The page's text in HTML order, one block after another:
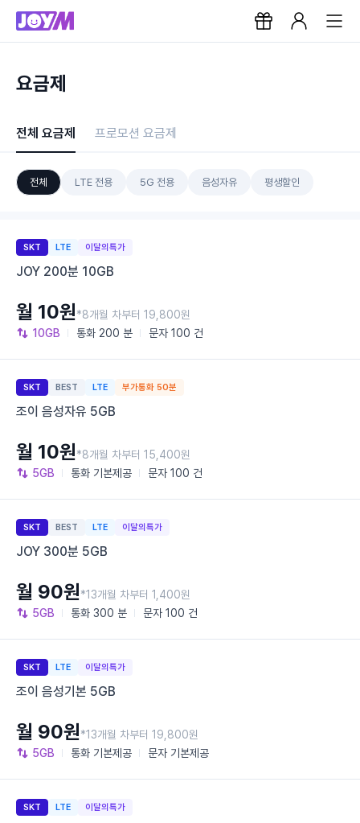
요금제
전체 요금제 프로모션 요금제
전체 LTE 전용 5G 전용 음성자유 평생할인
SKT LTE 이달의특가
JOY 200분 10GB
10GB 통화 200 분 문자 100 건
월 10원*8개월 차부터 19,800원
SKT BEST LTE 부가통화 50분
조이 음성자유 5GB
5GB 통화 기본제공 문자 100 건
월 10원*8개월 차부터 15,400원
SKT BEST LTE 이달의특가
JOY 300분 5GB
5GB 통화 300 분 문자 100 건
월 90원*13개월 차부터 1,400원
SKT LTE 이달의특가
조이 음성기본 5GB
5GB 통화 기본제공 문자 기본제공
월 90원*13개월 차부터 19,800원
SKT LTE 이달의특가